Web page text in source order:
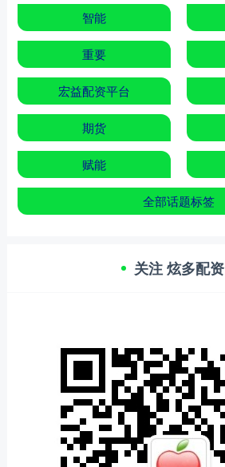
智能
重要
宏益配资平台
期货
赋能
全部话题标签
关注 炫多配资